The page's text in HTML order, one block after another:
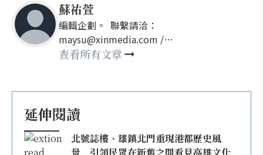
蘇祐萱
編輯企劃。 聯繫請洽：
maysu@xinmedia.com /
may860527@gmail.com
查看所有文章
延伸閱讀
北號誌樓、雄鎮北門重現港都歷史風